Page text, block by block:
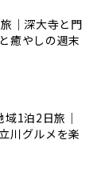
｜深大寺と門
癒やしの週末
域1泊2日旅｜
川グルメを楽